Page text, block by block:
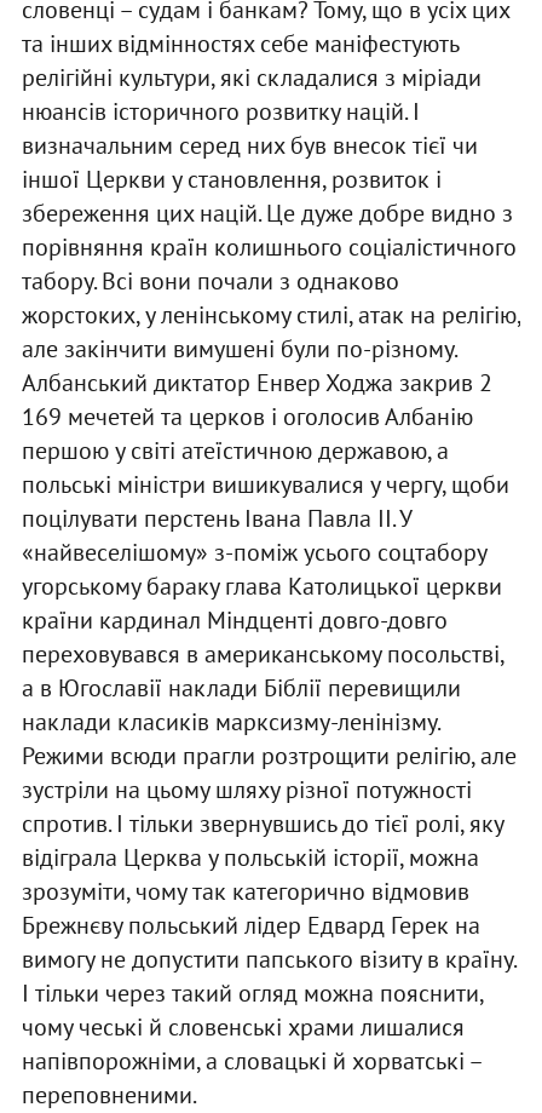
словенці – судам і банкам? Тому, що в усіх цих
та інших відмінностях себе маніфестують
релігійні культури, які складалися з міріади
нюансів історичного розвитку націй. І
визначальним серед них був внесок тієї чи
іншої Церкви у становлення, розвиток і
збереження цих націй. Це дуже добре видно з
порівняння країн колишнього соціалістичного
табору. Всі вони почали з однаково
жорстоких, у ленінському стилі, атак на релігію,
але закінчити вимушені були по-різному.
Албанський диктатор Енвер Ходжа закрив 2
169 мечетей та церков і оголосив Албанію
першою у світі атеїстичною державою, а
польські міністри вишикувалися у чергу, щоби
поцілувати перстень Івана Павла ІІ. У
«найвеселішому» з-поміж усього соцтабору
угорському бараку глава Католицької церкви
країни кардинал Міндценті довго-довго
переховувався в американському посольстві,
а в Югославії наклади Біблії перевищили
наклади класиків марксизму-ленінізму.
Режими всюди прагли розтрощити релігію, але
зустріли на цьому шляху різної потужності
спротив. І тільки звернувшись до тієї ролі, яку
відіграла Церква у польській історії, можна
зрозуміти, чому так категорично відмовив
Брежнєву польський лідер Едвард Герек на
вимогу не допустити папського візиту в країну.
І тільки через такий огляд можна пояснити,
чому чеські й словенські храми лишалися
напівпорожніми, а словацькі й хорватські –
переповненими.